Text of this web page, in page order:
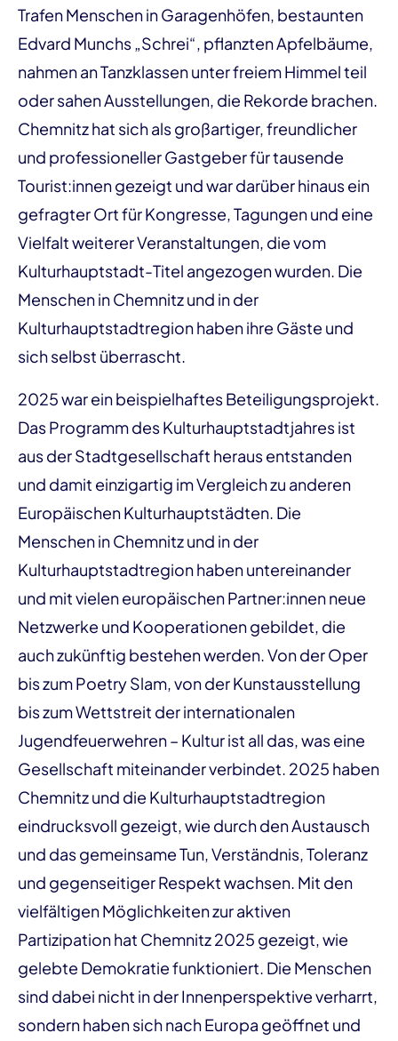
Trafen Menschen in Garagenhöfen, bestaunten
Edvard Munchs „Schrei“, pflanzten Apfelbäume,
nahmen an Tanzklassen unter freiem Himmel teil
oder sahen Ausstellungen, die Rekorde brachen.
Chemnitz hat sich als großartiger, freundlicher
und professioneller Gastgeber für tausende
Tourist:innen gezeigt und war darüber hinaus ein
gefragter Ort für Kongresse, Tagungen und eine
Vielfalt weiterer Veranstaltungen, die vom
Kulturhauptstadt-Titel angezogen wurden. Die
Menschen in Chemnitz und in der
Kulturhauptstadtregion haben ihre Gäste und
sich selbst überrascht.
2025 war ein beispielhaftes Beteiligungsprojekt.
Das Programm des Kulturhauptstadtjahres ist
aus der Stadtgesellschaft heraus entstanden
und damit einzigartig im Vergleich zu anderen
Europäischen Kulturhauptstädten. Die
Menschen in Chemnitz und in der
Kulturhauptstadtregion haben untereinander
und mit vielen europäischen Partner:innen neue
Netzwerke und Kooperationen gebildet, die
auch zukünftig bestehen werden. Von der Oper
bis zum Poetry Slam, von der Kunstausstellung
bis zum Wettstreit der internationalen
Jugendfeuerwehren – Kultur ist all das, was eine
Gesellschaft miteinander verbindet. 2025 haben
Chemnitz und die Kulturhauptstadtregion
eindrucksvoll gezeigt, wie durch den Austausch
und das gemeinsame Tun, Verständnis, Toleranz
und gegenseitiger Respekt wachsen. Mit den
vielfältigen Möglichkeiten zur aktiven
Partizipation hat Chemnitz 2025 gezeigt, wie
gelebte Demokratie funktioniert. Die Menschen
sind dabei nicht in der Innenperspektive verharrt,
sondern haben sich nach Europa geöffnet und